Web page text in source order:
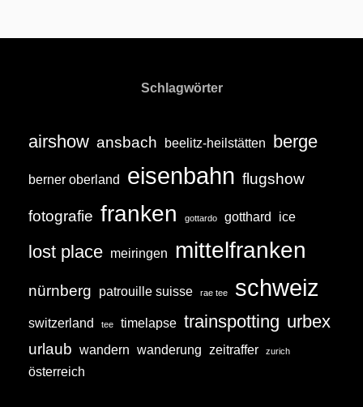
S
R
I
B
R
Schlagwörter
airshow ansbach beelitz-heilstätten berge
berner oberland eisenbahn flugshow
fotografie franken gottardo gotthard ice
lost place meiringen mittelfranken
nürnberg patrouille suisse rae tee schweiz
switzerland tee timelapse trainspotting urbex
urlaub wandern wanderung zeitraffer zurich
österreich